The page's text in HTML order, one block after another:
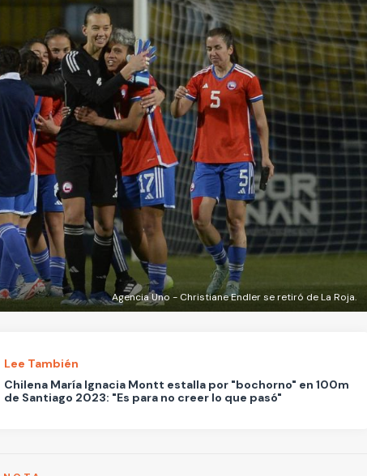
Agencia Uno - Christiane Endler se retiró de La Roja.
Lee También
Chilena María Ignacia Montt estalla por "bochorno" en 100m
de Santiago 2023: "Es para no creer lo que pasó"